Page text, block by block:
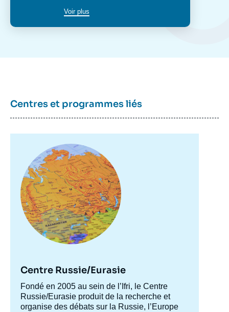
Voir plus
Centres et programmes liés
principale
Centre Russie/Eurasie
Accroche
centre
Fondé en 2005 au sein de l’Ifri, le Centre
Russie/Eurasie produit de la recherche et
organise des débats sur la Russie, l’Europe